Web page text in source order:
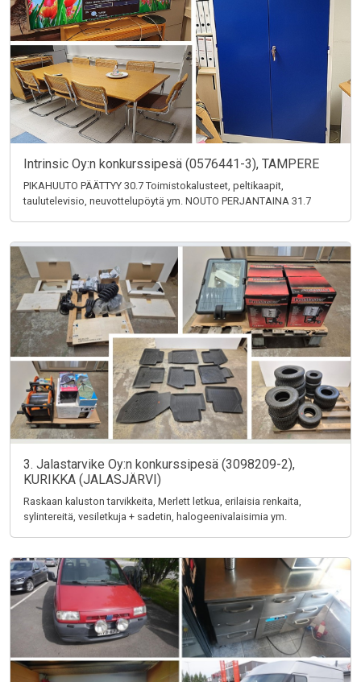
Intrinsic Oy:n konkurssipesä (0576441-3), TAMPERE
PIKAHUUTO PÄÄTTYY 30.7 Toimistokalusteet, peltikaapit,
taulutelevisio, neuvottelupöytä ym. NOUTO PERJANTAINA 31.7
3. Jalastarvike Oy:n konkurssipesä (3098209-2),
KURIKKA (JALASJÄRVI)
Raskaan kaluston tarvikkeita, Merlett letkua, erilaisia renkaita,
sylintereitä, vesiletkuja + sadetin, halogeenivalaisimia ym.